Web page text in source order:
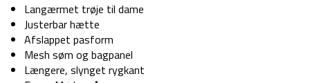
Langærmet trøje til dame
Justerbar hætte
Afslappet pasform
Mesh søm og bagpanel
Længere, slynget rygkant